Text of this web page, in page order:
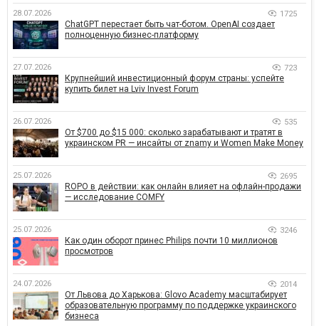
28.07.2026 1725
ChatGPT перестает быть чат-ботом. OpenAI создает
полноценную бизнес-платформу
27.07.2026 723
Крупнейший инвестиционный форум страны: успейте
купить билет на Lviv Invest Forum
26.07.2026 535
От $700 до $15 000: сколько зарабатывают и тратят в
украинском PR — инсайты от znamy и Women Make Money
25.07.2026 2695
ROPO в действии: как онлайн влияет на офлайн-продажи
— исследование COMFY
25.07.2026 3246
Как один оборот принес Philips почти 10 миллионов
просмотров
24.07.2026 2014
От Львова до Харькова: Glovo Academy масштабирует
образовательную программу по поддержке украинского
бизнеса